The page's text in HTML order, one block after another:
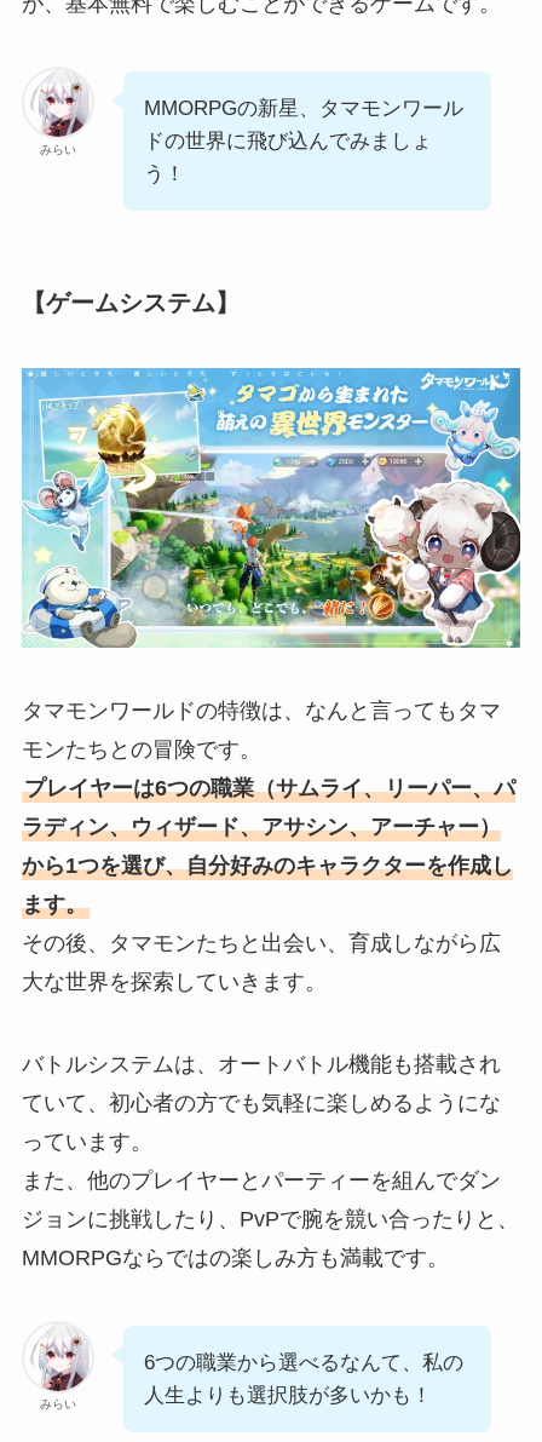
みらい
MMORPGの新星、タマモンワール
ドの世界に飛び込んでみましょ
う！
【ゲームシステム】
タマモンワールドの特徴は、なんと言ってもタマ
モンたちとの冒険です。
プレイヤーは6つの職業（サムライ、リーパー、パ
ラディン、ウィザード、アサシン、アーチャー）
から1つを選び、自分好みのキャラクターを作成し
ます。
その後、タマモンたちと出会い、育成しながら広
大な世界を探索していきます。
バトルシステムは、オートバトル機能も搭載され
ていて、初心者の方でも気軽に楽しめるようにな
っています。
また、他のプレイヤーとパーティーを組んでダン
ジョンに挑戦したり、PvPで腕を競い合ったりと、
MMORPGならではの楽しみ方も満載です。
みらい
6つの職業から選べるなんて、私の
人生よりも選択肢が多いかも！